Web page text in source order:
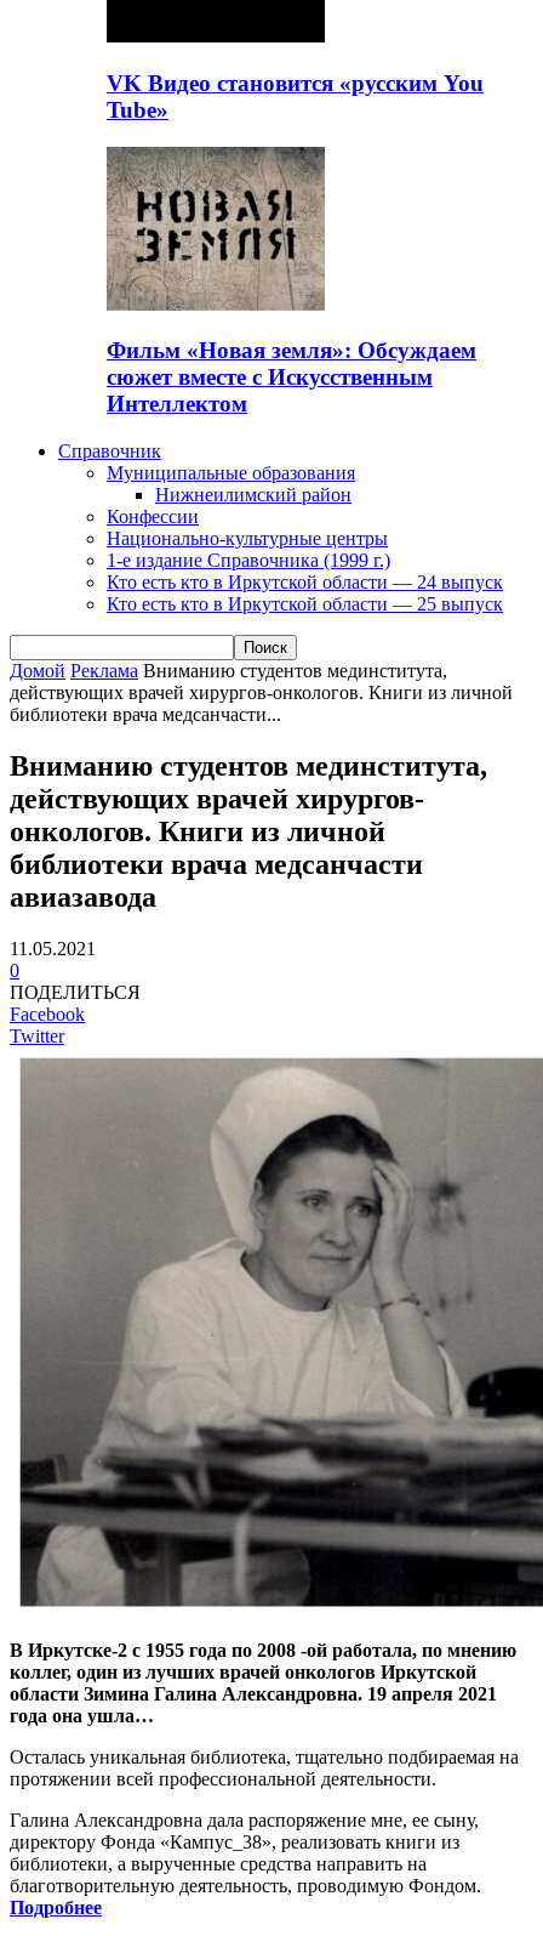
VK Видео становится «русским You
Tube»
Фильм «Новая земля»: Обсуждаем
сюжет вместе с Искусственным
Интеллектом
Справочник
Муниципальные образования
Нижнеилимский район
Конфессии
Национально-культурные центры
1-е издание Справочника (1999 г.)
Кто есть кто в Иркутской области — 24 выпуск
Кто есть кто в Иркутской области — 25 выпуск
Домой Реклама Вниманию студентов мединститута,
действующих врачей хирургов-онкологов. Книги из личной
библиотеки врача медсанчасти...
Вниманию студентов мединститута,
действующих врачей хирургов-
онкологов. Книги из личной
библиотеки врача медсанчасти
авиазавода
11.05.2021
0
ПОДЕЛИТЬСЯ
Facebook
Twitter
В Иркутске-2 с 1955 года по 2008 -ой работала, по мнению
коллег, один из лучших врачей онкологов Иркутской
области Зимина Галина Александровна. 19 апреля 2021
года она ушла…
Осталась уникальная библиотека, тщательно подбираемая на
протяжении всей профессиональной деятельности.
Галина Александровна дала распоряжение мне, ее сыну,
директору Фонда «Кампус_38», реализовать книги из
библиотеки, а вырученные средства направить на
благотворительную деятельность, проводимую Фондом.
Подробнее